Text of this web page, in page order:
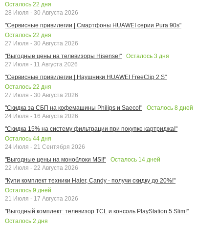
Осталось 22 дня
28 Июля - 30 Августа 2026
"Сервисные привилегии | Смартфоны HUAWEI серии Pura 90s"
Осталось 22 дня
27 Июля - 30 Августа 2026
"Выгодные цены на телевизоры Hisense!"
Осталось 3 дня
27 Июля - 11 Августа 2026
"Сервисные привилегии | Наушники HUAWEI FreeClip 2 S"
Осталось 22 дня
27 Июля - 30 Августа 2026
"Скидка за СБП на кофемашины Philips и Saeco!"
Осталось 8 дней
24 Июля - 16 Августа 2026
"Скидка 15% на систему фильтрации при покупке картриджа!"
Осталось 44 дня
24 Июля - 21 Сентября 2026
"Выгодные цены на моноблоки MSI!"
Осталось 14 дней
22 Июля - 22 Августа 2026
"Купи комплект техники Haier, Candy - получи скидку до 20%!"
Осталось 9 дней
21 Июля - 17 Августа 2026
"Выгодный комплект: телевизор TCL и консоль PlayStation 5 Slim!"
Осталось 2 дня